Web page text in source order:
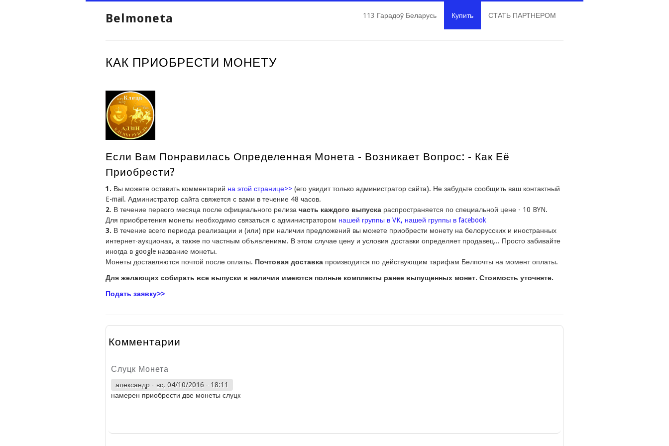
Belmoneta 113 Гарадоў Беларусь Купить СТАТЬ ПАРТНЕРОМ
КАК ПРИОБРЕСТИ МОНЕТУ
Если Вам Понравилась Определенная Монета - Возникает Вопрос: - Как Её
Приобрести?
1. Вы можете оставить комментарий на этой странице>> (его увидит только администратор сайта). Не забудьте сообщить ваш контактный
E-mail. Администратор сайта свяжется с вами в течение 48 часов.
2. В течение первого месяца после официального релиза часть каждого выпуска распространяется по специальной цене - 10 BYN.
Для приобретения монеты необходимо связаться с администратором нашей группы в VK, нашей группы в facebook
3. В течение всего периода реализации и (или) при наличии предложений вы можете приобрести монету на белорусских и иностранных
интернет-аукционах, а также по частным объявлениям. В этом случае цену и условия доставки определяет продавец... Просто забивайте
иногда в google название монеты.
Монеты доставляются почтой после оплаты. Почтовая доставка производится по действующим тарифам Белпочты на момент оплаты.
Для желающих собирать все выпуски в наличии имеются полные комплекты ранее выпущенных монет. Стоимость уточняте.
Подать заявку>>
Комментарии
Слуцк Монета
александр - вс, 04/10/2016 - 18:11
намерен приобрести две монеты слуцк